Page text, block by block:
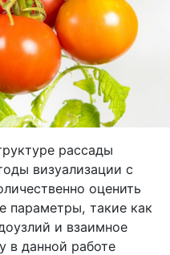
рассады
визуализации с
оценить
параметры, такие как
и взаимное
в данной работе